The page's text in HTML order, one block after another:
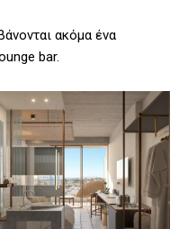
ακόμα ένα
bar.